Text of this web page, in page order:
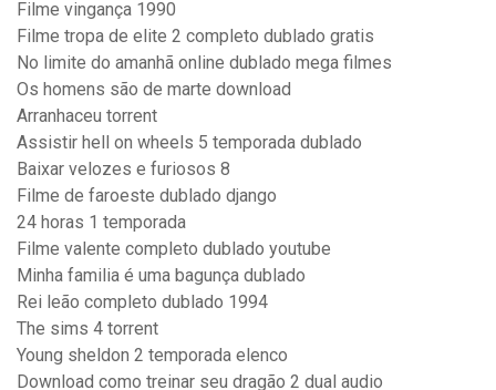
Filme vingança 1990
Filme tropa de elite 2 completo dublado gratis
No limite do amanhã online dublado mega filmes
Os homens são de marte download
Arranhaceu torrent
Assistir hell on wheels 5 temporada dublado
Baixar velozes e furiosos 8
Filme de faroeste dublado django
24 horas 1 temporada
Filme valente completo dublado youtube
Minha familia é uma bagunça dublado
Rei leão completo dublado 1994
The sims 4 torrent
Young sheldon 2 temporada elenco
Download como treinar seu dragão 2 dual audio